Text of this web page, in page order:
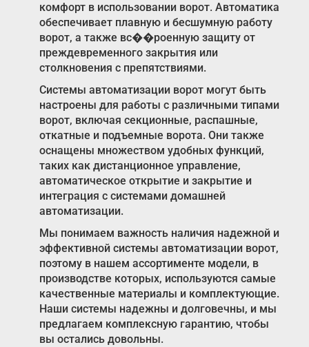
комфорт в использовании ворот. Автоматика
обеспечивает плавную и бесшумную работу
ворот, а также вс��роенную защиту от
преждевременного закрытия или
столкновения с препятствиями.
Системы автоматизации ворот могут быть
настроены для работы с различными типами
ворот, включая секционные, распашные,
откатные и подъемные ворота. Они также
оснащены множеством удобных функций,
таких как дистанционное управление,
автоматическое открытие и закрытие и
интеграция с системами домашней
автоматизации.
Мы понимаем важность наличия надежной и
эффективной системы автоматизации ворот,
поэтому в нашем ассортименте модели, в
производстве которых, используются самые
качественные материалы и комплектующие.
Наши системы надежны и долговечны, и мы
предлагаем комплексную гарантию, чтобы
вы остались довольны.